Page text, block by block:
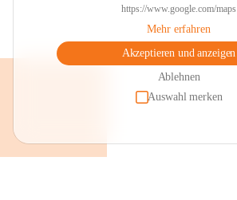
https://www.google.com/maps
Mehr erfahren
Akzeptieren und anzeigen
Ablehnen
Auswahl merken